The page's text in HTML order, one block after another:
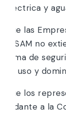
eléctrica y
Que las
AySAM no
tema de
de uso y
Que los
lindante a la